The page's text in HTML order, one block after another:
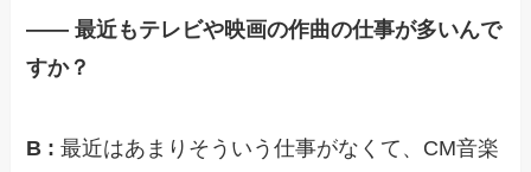
—— 最近もテレビや映画の作曲の仕事が多いんで
すか？
B :最近はあまりそういう仕事がなくて、CM音楽